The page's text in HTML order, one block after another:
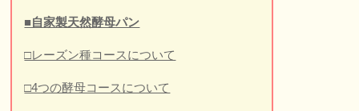
■自家製天然酵母パン
□レーズン種コースについて
□4つの酵母コースについて